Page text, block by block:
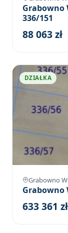
Grabowno
336/151
88 063 zł
DZIAŁKA
Grabowno
Grabowno
633 361 zł